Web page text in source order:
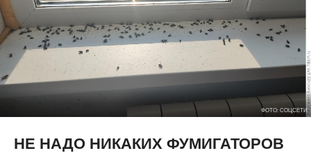
ФОТО: СОЦСЕТИ
НЕ НАДО НИКАКИХ ФУМИГАТОРОВ